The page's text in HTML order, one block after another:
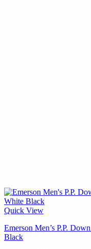
Quick View
Emerson Men’s P.P.
Black